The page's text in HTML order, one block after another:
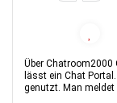
Über
lässt ein Chat
genutzt. Man meldet